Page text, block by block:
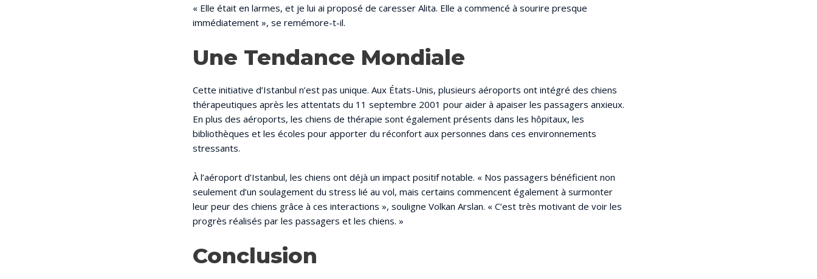
« Elle était en larmes, et je lui ai proposé de caresser Alita. Elle a commencé à sourire presque
immédiatement », se remémore-t-il.
Une Tendance Mondiale
Cette initiative d’Istanbul n’est pas unique. Aux États-Unis, plusieurs aéroports ont intégré des chiens
thérapeutiques après les attentats du 11 septembre 2001 pour aider à apaiser les passagers anxieux.
En plus des aéroports, les chiens de thérapie sont également présents dans les hôpitaux, les
bibliothèques et les écoles pour apporter du réconfort aux personnes dans ces environnements
stressants.
À l’aéroport d’Istanbul, les chiens ont déjà un impact positif notable. « Nos passagers bénéficient non
seulement d’un soulagement du stress lié au vol, mais certains commencent également à surmonter
leur peur des chiens grâce à ces interactions », souligne Volkan Arslan. « C’est très motivant de voir les
progrès réalisés par les passagers et les chiens. »
Conclusion